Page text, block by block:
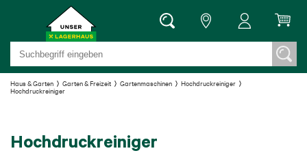
Haus & Garten Garten & Freizeit Gartenmaschinen
Hochdruckreiniger
Hochdruckreiniger
Hochdruckreiniger